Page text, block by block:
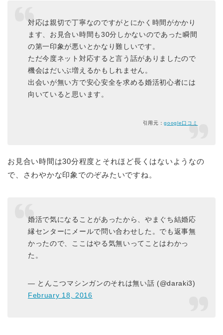
対応は親切で丁寧なのですがとにかく時間がかかり
ます、お見合い時間も30分しかないのであった瞬間
の第一印象が悪いとかなり難しいです。
ただ今度ネット対応すると言う話がありましたので
機会はだいぶ増えるかもしれません。
出会いが無い方で安心安全を求める婚活初心者には
向いていると思います。
引用元：google口コミ
お見合い時間は30分程度とそれほど長くはないようなの
で、さわやかな印象でのぞみたいですね。
婚活で気になることがあったから、やまぐち結婚応
縁センターにメールで問い合わせした。でも返事無
かったので、ここはやる気無いってことはわかっ
た。
— とんこつマシンガンのそれは無い話 (@daraki3)
February 18, 2016